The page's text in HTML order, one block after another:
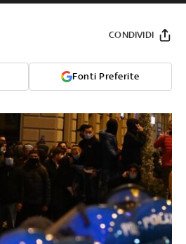
Fonti Preferite
CONDIVIDI